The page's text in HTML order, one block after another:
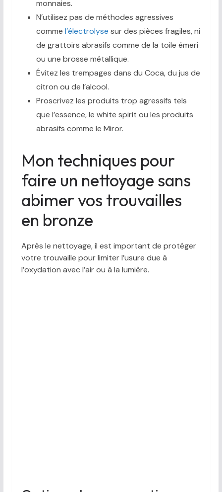
monnaies.
N’utilisez pas de méthodes agressives
comme l’électrolyse sur des pièces fragiles, ni
de grattoirs abrasifs comme de la toile émeri
ou une brosse métallique.
Évitez les trempages dans du Coca, du jus de
citron ou de l’alcool.
Proscrivez les produits trop agressifs tels
que l’essence, le white spirit ou les produits
abrasifs comme le Miror.
Mon techniques pour
faire un nettoyage sans
abimer vos trouvailles
en bronze
Après le nettoyage, il est important de protéger
votre trouvaille pour limiter l’usure due à
l’oxydation avec l’air ou à la lumière.